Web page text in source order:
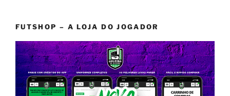
FUTSHOP – A LOJA DO JOGADOR